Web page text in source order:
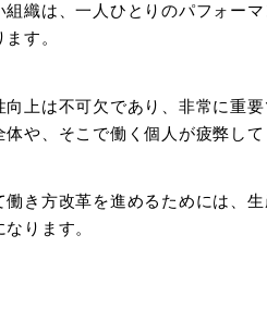
織は、一人ひとりのパフォー
す。
上は不可欠であり、非常に重
や、そこで働く個人が疲弊して
き方改革を進めるためには、
ります。